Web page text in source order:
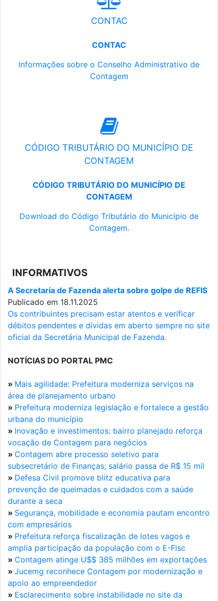
CONTAC
CONTAC
Informações sobre o Conselho Administrativo de
Contagem
CÓDIGO TRIBUTÁRIO DO MUNICÍPIO DE
CONTAGEM
CÓDIGO TRIBUTÁRIO DO MUNICÍPIO DE
CONTAGEM
Download do Código Tributário do Município de
Contagem.
INFORMATIVOS
A Secretaria de Fazenda alerta sobre golpe de REFIS
Publicado em 18.11.2025
Os contribuintes precisam estar atentos e verificar
débitos pendentes e dívidas em aberto sempre no site
oficial da Secretária Municipal de Fazenda.
NOTÍCIAS DO PORTAL PMC
» Mais agilidade: Prefeitura moderniza serviços na
área de planejamento urbano
» Prefeitura moderniza legislação e fortalece a gestão
urbana do município
» Inovação e investimentos: bairro planejado reforça
vocação de Contagem para negócios
» Contagem abre processo seletivo para
subsecretário de Finanças; salário passa de R$ 15 mil
» Defesa Civil promove blitz educativa para
prevenção de queimadas e cuidados com a saúde
durante a seca
» Segurança, mobilidade e economia pautam encontro
com empresários
» Prefeitura reforça fiscalização de lotes vagos e
amplia participação da população com o E-Fisc
» Contagem atinge U$$ 385 milhões em exportações
» Jucemg reconhece Contagem por modernização e
apoio ao empreendedor
» Esclarecimento sobre instabilidade no site da